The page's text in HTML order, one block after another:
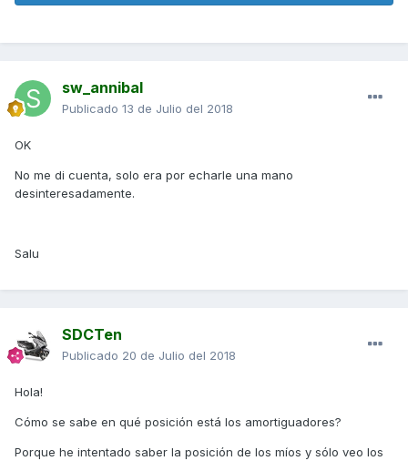
sw_annibal
Publicado 13 de Julio del 2018
OK
No me di cuenta, solo era por echarle una mano
desinteresadamente.
Salu
SDCTen
Publicado 20 de Julio del 2018
Hola!
Cómo se sabe en qué posición está los amortiguadores?
Porque he intentado saber la posición de los míos y sólo veo los